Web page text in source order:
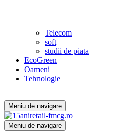
Telecom
soft
studii de piata
EcoGreen
Oameni
Tehnologie
Meniu de navigare
Meniu de navigare